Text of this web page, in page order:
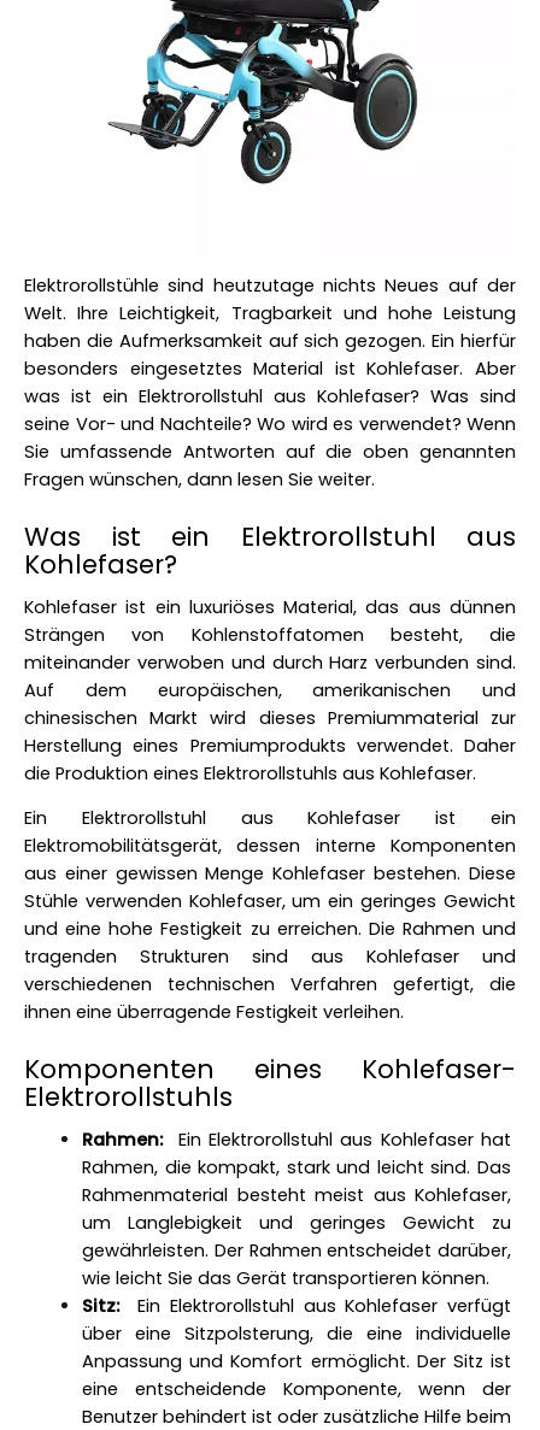
Elektrorollstühle sind heutzutage nichts Neues auf der
Welt. Ihre Leichtigkeit, Tragbarkeit und hohe Leistung
haben die Aufmerksamkeit auf sich gezogen. Ein hierfür
besonders eingesetztes Material ist Kohlefaser. Aber
was ist ein Elektrorollstuhl aus Kohlefaser? Was sind
seine Vor- und Nachteile? Wo wird es verwendet? Wenn
Sie umfassende Antworten auf die oben genannten
Fragen wünschen, dann lesen Sie weiter.
Was ist ein Elektrorollstuhl aus
Kohlefaser?
Kohlefaser ist ein luxuriöses Material, das aus dünnen
Strängen von Kohlenstoffatomen besteht, die
miteinander verwoben und durch Harz verbunden sind.
Auf dem europäischen, amerikanischen und
chinesischen Markt wird dieses Premiummaterial zur
Herstellung eines Premiumprodukts verwendet. Daher
die Produktion eines Elektrorollstuhls aus Kohlefaser.
Ein Elektrorollstuhl aus Kohlefaser ist ein
Elektromobilitätsgerät, dessen interne Komponenten
aus einer gewissen Menge Kohlefaser bestehen. Diese
Stühle verwenden Kohlefaser, um ein geringes Gewicht
und eine hohe Festigkeit zu erreichen. Die Rahmen und
tragenden Strukturen sind aus Kohlefaser und
verschiedenen technischen Verfahren gefertigt, die
ihnen eine überragende Festigkeit verleihen.
Komponenten eines Kohlefaser-
Elektrorollstuhls
Rahmen: Ein Elektrorollstuhl aus Kohlefaser hat
Rahmen, die kompakt, stark und leicht sind. Das
Rahmenmaterial besteht meist aus Kohlefaser,
um Langlebigkeit und geringes Gewicht zu
gewährleisten. Der Rahmen entscheidet darüber,
wie leicht Sie das Gerät transportieren können.
Sitz:
Ein Elektrorollstuhl aus Kohlefaser verfügt
über eine Sitzpolsterung, die eine individuelle
Anpassung und Komfort ermöglicht. Der Sitz ist
eine entscheidende Komponente, wenn der
Benutzer behindert ist oder zusätzliche Hilfe beim